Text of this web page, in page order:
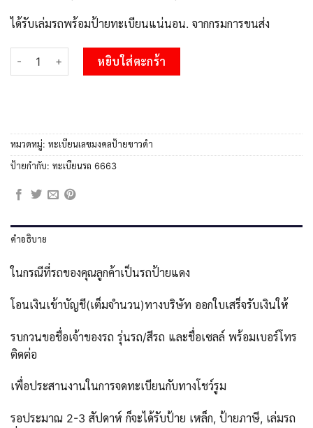
ได้รับเล่มรถพร้อมป้ายทะเบียนแน่นอน. จากกรมการขนส่ง
จำนวน 8.okdee ผลรวมดี 32 ป้ายทะเบียนรถ 1ขผ 6663 จากกรมขน
หยิบใส่ตะกร้า
หมวดหมู่: ทะเบียนเลขมงคลป้ายขาวดำ
ป้ายกำกับ: ทะเบียนรถ 6663
คำอธิบาย
ในกรณีที่รถของคุณลูกค้าเป็นรถป้ายแดง
โอนเงินเข้าบัญชี(เต็มจำนวน)ทางบริษัท ออกใบเสร็จรับเงินให้
รบกวนขอชื่อเจ้าของรถ รุ่นรถ/สีรถ และชื่อเซลล์ พร้อมเบอร์โทร
ติดต่อ
เพื่อประสานงานในการจดทะเบียนกับทางโชว์รูม
รอประมาณ 2-3 สัปดาห์ ก็จะได้รับป้าย เหล็ก, ป้ายภาษี, เล่มรถ